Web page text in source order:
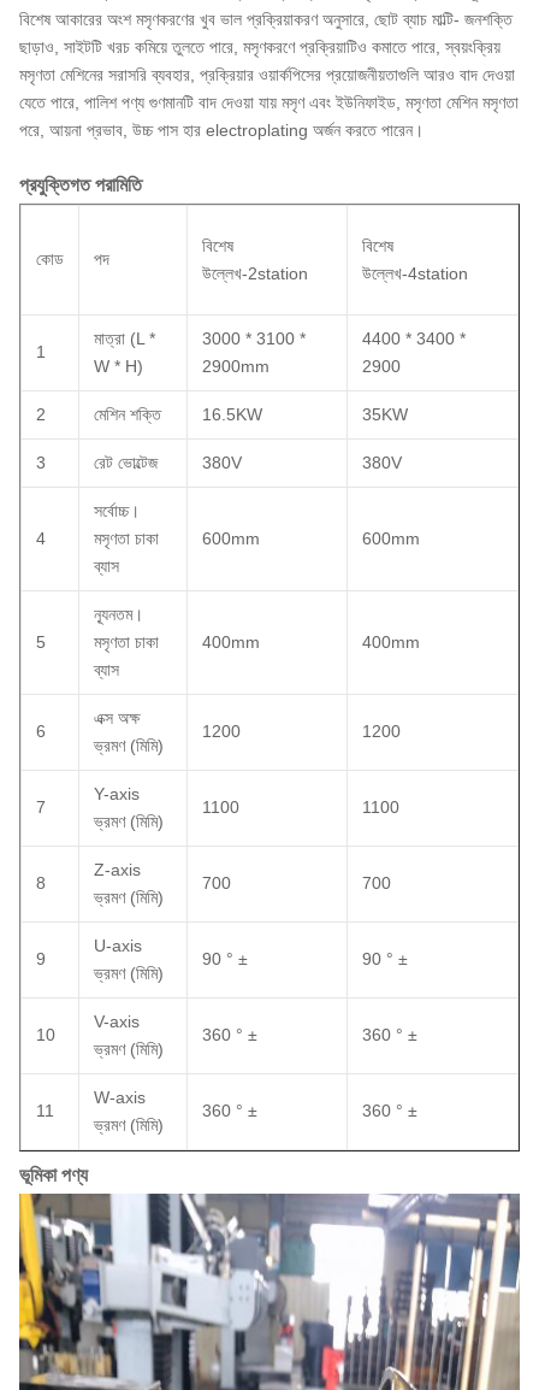
বিশেষ আকারের অংশ মসৃণকরণের খুব ভাল প্রক্রিয়াকরণ অনুসারে, ছোট ব্যাচ মাল্টি- জনশক্তি
ছাড়াও, সাইটটি খরচ কমিয়ে তুলতে পারে, মসৃণকরণে প্রক্রিয়াটিও কমাতে পারে, স্বয়ংক্রিয়
মসৃণতা মেশিনের সরাসরি ব্যবহার, প্রক্রিয়ার ওয়ার্কপিসের প্রয়োজনীয়তাগুলি আরও বাদ দেওয়া
যেতে পারে, পালিশ পণ্য গুণমানটি বাদ দেওয়া যায় মসৃণ এবং ইউনিফাইড, মসৃণতা মেশিন মসৃণতা
পরে, আয়না প্রভাব, উচ্চ পাস হার electroplating অর্জন করতে পারেন।
প্রযুক্তিগত পরামিতি
কোড পদ
বিশেষ
উল্লেখ-2station
বিশেষ
উল্লেখ-4station
1
মাত্রা (L *
W * H)
3000 * 3100 *
2900mm
4400 * 3400 *
2900
2 মেশিন শক্তি 16.5KW 35KW
3 রেট ভোল্টেজ 380V 380V
4
সর্বোচ্চ।
মসৃণতা চাকা
ব্যাস
600mm 600mm
5
ন্যূনতম।
মসৃণতা চাকা
ব্যাস
400mm 400mm
6
এক্স অক্ষ
ভ্রমণ (মিমি)
1200 1200
7
Y-axis
ভ্রমণ (মিমি)
1100 1100
8
Z-axis
ভ্রমণ (মিমি)
700 700
9
U-axis
ভ্রমণ (মিমি)
90 ° ± 90 ° ±
10
V-axis
ভ্রমণ (মিমি)
360 ° ± 360 ° ±
11
W-axis
ভ্রমণ (মিমি)
360 ° ± 360 ° ±
ভূমিকা পণ্য